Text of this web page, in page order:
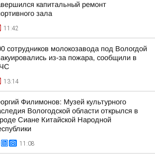
капитальный ремонт
зала
11:42
сотрудников молокозавода под Вологдой
из-за пожара, сообщили в
13:14
Филимонов: Музей культурного
Вологодской области открылся в
Сиане Китайской Народной
11:08